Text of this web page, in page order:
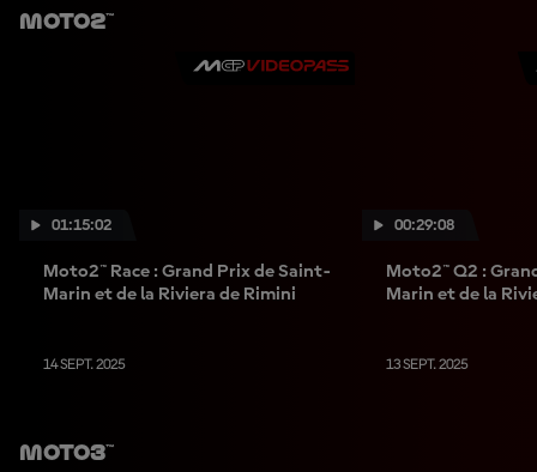
Moto2™
01:15:02
Moto2™ Race : Grand Prix de Saint-
Marin et de la Riviera de Rimini
14 SEPT. 2025
00:29:08
Moto2™ Q2 :
Marin et de la
13 SEPT. 2025
Moto3™